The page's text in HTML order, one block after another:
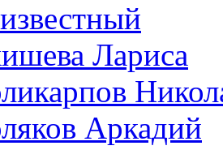
Лариса
Аркадий